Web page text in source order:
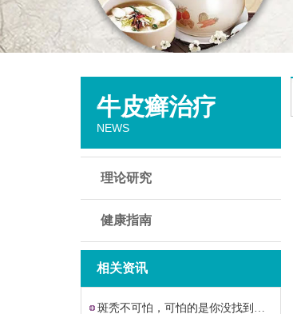
牛皮癣治疗
NEWS
理论研究
健康指南
相关资讯